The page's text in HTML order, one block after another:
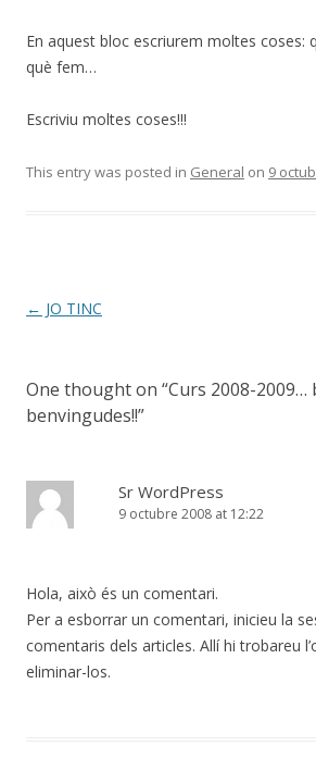
En aquest bloc escriurem moltes coses:
què fem…
Escriviu moltes coses!!!
This entry was posted in General on 9
Post
← JO TINC
One thought on “Curs 2008-2009…
benvingudes!!”
Sr WordPress
9 octubre 2008 at 12:22
Hola, això és un comentari.
Per a esborrar un comentari, inicieu la
comentaris dels articles. Allí hi trobareu
eliminar-los.